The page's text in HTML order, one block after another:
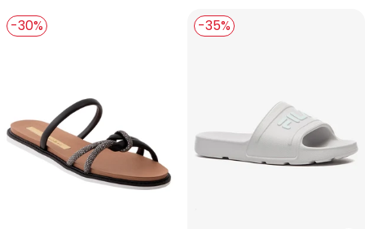
-30% -35%